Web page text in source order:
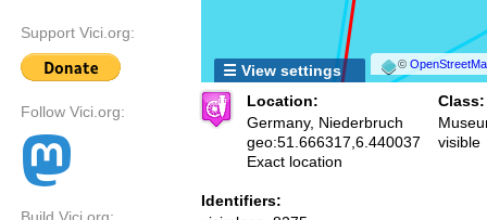
Support Vici.org:
Follow Vici.org:
©
☰ View settings
Location:
Germany, Niederbruch
geo:51.666317,6.440037
Exact location
Class:
visible
Identifiers: